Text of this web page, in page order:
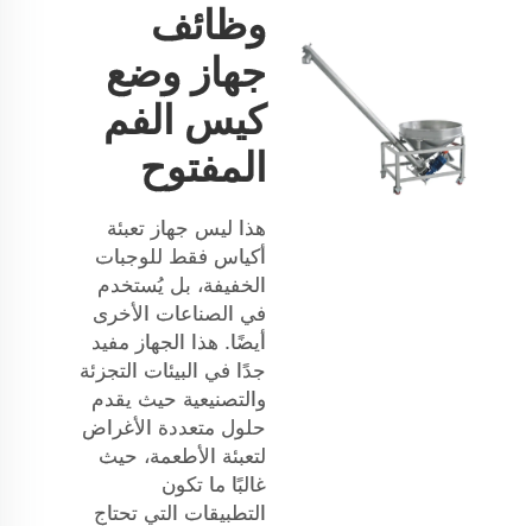
وظائف
جهاز وضع
كيس الفم
المفتوح
هذا ليس جهاز تعبئة
أكياس فقط للوجبات
الخفيفة، بل يُستخدم
في الصناعات الأخرى
أيضًا. هذا الجهاز مفيد
جدًا في البيئات التجزئة
والتصنيعية حيث يقدم
حلول متعددة الأغراض
لتعبئة الأطعمة، حيث
غالبًا ما تكون
التطبيقات التي تحتاج